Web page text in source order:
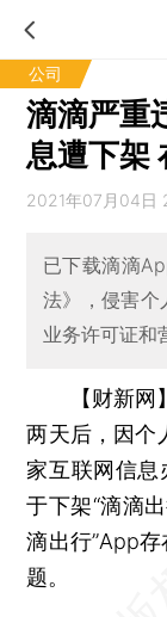
公司
滴滴严重
息遭下架
2021年07月04日
已下载滴滴
法》，侵害个
业务许可证和
【财新网
两天后，因个
家互联网信息
于下架“滴滴
滴出行”App
题。